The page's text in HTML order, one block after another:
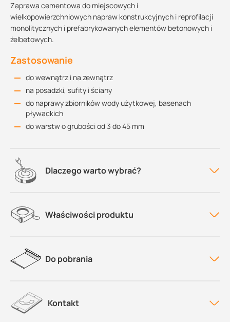
Zaprawa cementowa do miejscowych i
wielkopowierzchniowych napraw konstrukcyjnych i reprofilacji
monolitycznych i prefabrykowanych elementów betonowych i
żelbetowych.
Zastosowanie
do wewnątrz i na zewnątrz
na posadzki, sufity i ściany
do naprawy zbiorników wody użytkowej, basenach
pływackich
do warstw o grubości od 3 do 45 mm
Dlaczego warto wybrać?
Właściwości produktu
Do pobrania
Kontakt